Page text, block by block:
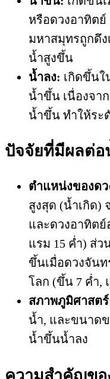
หรือดวงอาทิต
มหาสมุทรถูกดึ
น้ำสูงขึ้น
น้ำลง: เกิดขึ้น
น้ำขึ้น เนื่องจา
น้ำขึ้น ทำให้ระ
ปัจจัยที่มีผลต่อ
ตำแหน่งของด
สูงสุด (น้ำเกิด)
และดวงอาทิตย์
แรม 15 ค่ำ) ส่
ขึ้นเมื่อดวงจัน
โลก (ขึ้น 7 ค่ำ,
สภาพภูมิศาสต
น้ำ, และขนาด
น้ำขึ้นน้ำลง
ความสำคัญขอ